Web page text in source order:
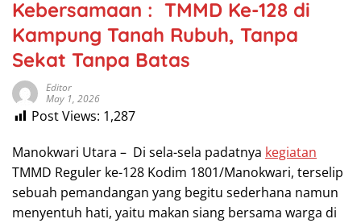
Kebersamaan : TMMD Ke-128 di
Kampung Tanah Rubuh, Tanpa
Sekat Tanpa Batas
Editor
May 1, 2026
Post Views: 1,287
Manokwari Utara – Di sela-sela padatnya kegiatan
TMMD Reguler ke-128 Kodim 1801/Manokwari, terselip
sebuah pemandangan yang begitu sederhana namun
menyentuh hati, yaitu makan siang bersama warga di